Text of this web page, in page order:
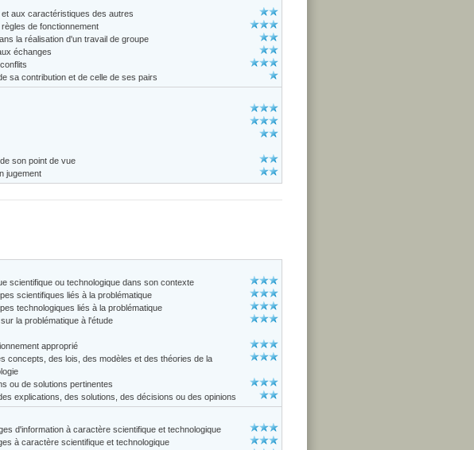
aux caractéristiques des autres
de fonctionnement
la réalisation d'un travail de groupe
échanges
sa contribution et de celle de ses pairs
son point de vue
jugement
scientifique ou technologique dans son contexte
scientifiques liés à la problématique
technologiques liés à la problématique
la problématique à l'étude
approprié
concepts, des lois, des modèles et des théories de la
ou de solutions pertinentes
explications, des solutions, des décisions ou des opinions
d'information à caractère scientifique et technologique
à caractère scientifique et technologique